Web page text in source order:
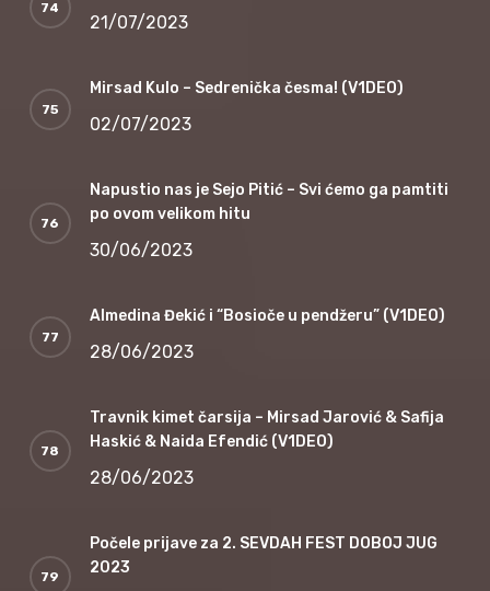
21/07/2023
Mirsad Kulo – Sedrenička česma! (V1DEO)
02/07/2023
Napustio nas je Sejo Pitić – Svi ćemo ga pamtiti
po ovom velikom hitu
30/06/2023
Almedina Đekić i “Bosioče u pendžeru” (V1DEO)
28/06/2023
Travnik kimet čarsija – Mirsad Jarović & Safija
Haskić & Naida Efendić (V1DEO)
28/06/2023
Počele prijave za 2. SEVDAH FEST DOBOJ JUG
2023